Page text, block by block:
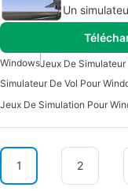
Un
Windows
Simulateur De Vol Pour
Jeux De Simulation Pour
1 2